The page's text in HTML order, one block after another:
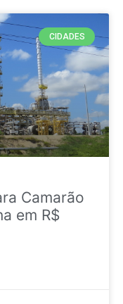
CIDADES
Camarão
em R$